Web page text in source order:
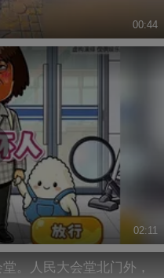
00:44
02:11
。人民大会堂北门外，